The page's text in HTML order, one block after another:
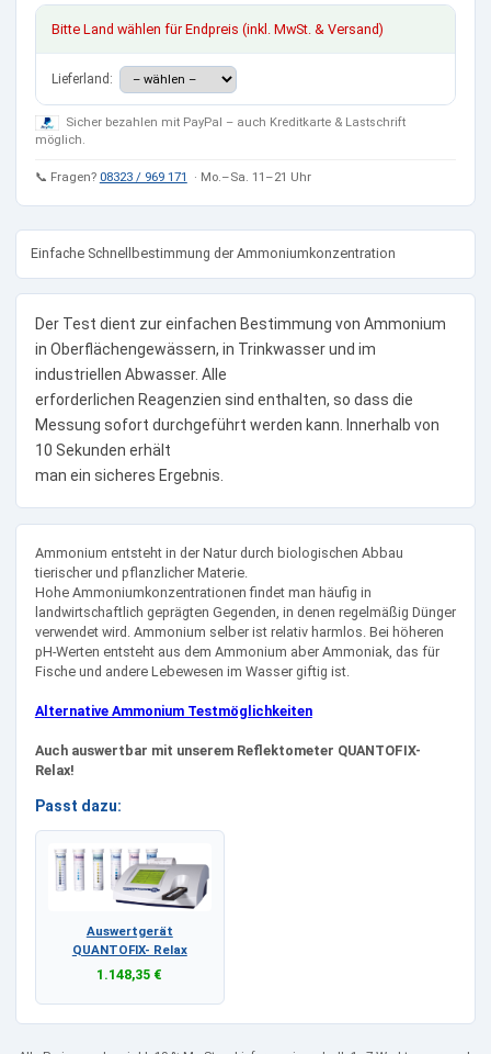
Bitte Land wählen für Endpreis (inkl. MwSt. & Versand)
Lieferland:
Sicher bezahlen mit PayPal – auch Kreditkarte & Lastschrift
möglich.
📞 Fragen? 08323 / 969 171 · Mo.–Sa. 11–21 Uhr
Einfache Schnellbestimmung der Ammoniumkonzentration
Der Test dient zur einfachen Bestimmung von Ammonium
in Oberflächengewässern, in Trinkwasser und im
industriellen Abwasser. Alle
erforderlichen Reagenzien sind enthalten, so dass die
Messung sofort durchgeführt werden kann. Innerhalb von
10 Sekunden erhält
man ein sicheres Ergebnis.
Ammonium entsteht in der Natur durch biologischen Abbau
tierischer und pflanzlicher Materie.
Hohe Ammoniumkonzentrationen findet man häufig in
landwirtschaftlich geprägten Gegenden, in denen regelmäßig Dünger
verwendet wird. Ammonium selber ist relativ harmlos. Bei höheren
pH-Werten entsteht aus dem Ammonium aber Ammoniak, das für
Fische und andere Lebewesen im Wasser giftig ist.
Alternative Ammonium Testmöglichkeiten
Auch auswertbar mit unserem Reflektometer QUANTOFIX-
Relax!
Passt dazu:
Auswertgerät
QUANTOFIX- Relax
1.148,35 €